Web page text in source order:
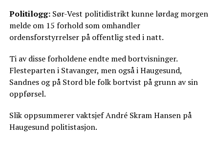
Politilogg:Sør-Vest politidistrikt kunne lørdag morgen
melde om 15 forhold som omhandler
ordensforstyrrelser på offentlig sted i natt.
Ti av disse forholdene endte med bortvisninger.
Flesteparten i Stavanger, men også i Haugesund,
Sandnes og på Stord ble folk bortvist på grunn av sin
oppførsel.
Slik oppsummerer vaktsjef André Skram Hansen på
Haugesund politistasjon.